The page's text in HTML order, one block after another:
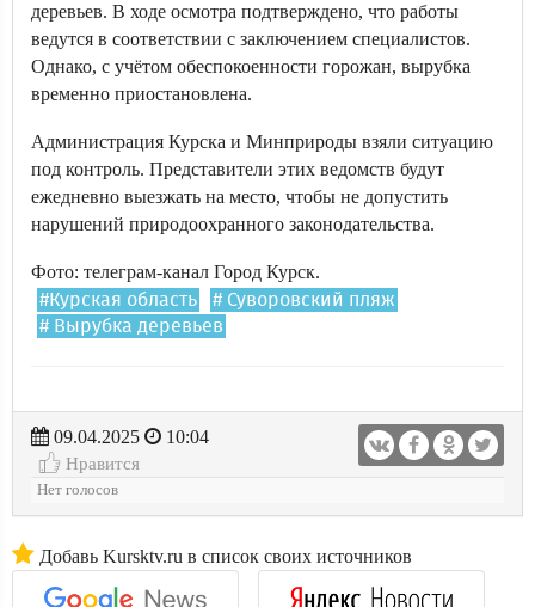
деревьев. В ходе осмотра подтверждено, что работы
ведутся в соответствии с заключением специалистов.
Однако, с учётом обеспокоенности горожан, вырубка
временно приостановлена.
Администрация Курска и Минприроды взяли ситуацию
под контроль. Представители этих ведомств будут
ежедневно выезжать на место, чтобы не допустить
нарушений природоохранного законодательства.
Фото: телеграм-канал Город Курск.
#Курская область
# Суворовский пляж
# Вырубка деревьев
09.04.2025
10:04
Нравится
Нет голосов
Добавь Kursktv.ru в список своих источников